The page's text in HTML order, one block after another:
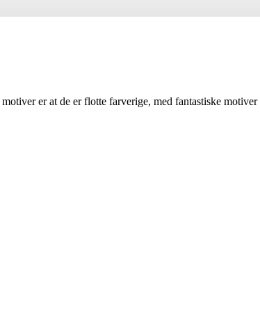
er at de er flotte farverige, med fantastiske